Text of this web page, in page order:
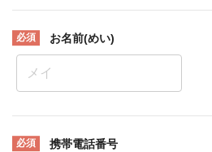
お名前(めい)
携帯電話番号